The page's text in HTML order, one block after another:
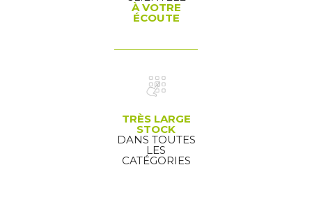
À VOTRE
ÉCOUTE
TRÈS LARGE
STOCK
DANS TOUTES
LES
CATÉGORIES